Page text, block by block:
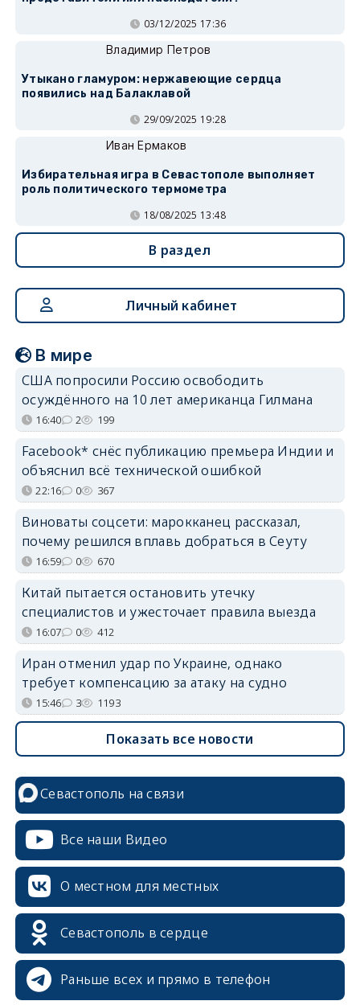
03/12/2025 17:36
Владимир Петров
Утыкано гламуром: нержавеющие сердца
появились над Балаклавой
29/09/2025 19:28
Иван Ермаков
Избирательная игра в Севастополе выполняет
роль политического термометра
18/08/2025 13:48
В раздел
Личный кабинет
В мире
США попросили Россию освободить
осуждённого на 10 лет американца Гилмана
16:40 2 199
Facebook* снёс публикацию премьера Индии и
объяснил всё технической ошибкой
22:16 0 367
Виноваты соцсети: марокканец рассказал,
почему решился вплавь добраться в Сеуту
16:59 0 670
Китай пытается остановить утечку
специалистов и ужесточает правила выезда
16:07 0 412
Иран отменил удар по Украине, однако
требует компенсацию за атаку на судно
15:46 3 1193
Показать все новости
Севастополь на связи
Все наши Видео
О местном для местных
Севастополь в сердце
Раньше всех и прямо в телефон